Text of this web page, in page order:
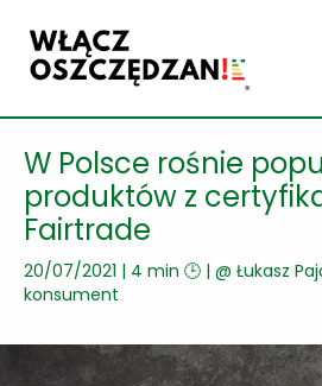
treści
W Polsce rośnie
produktów z
Fairtrade
20/07/2021 | 4 min 🕒 | @ Łukasz
konsument